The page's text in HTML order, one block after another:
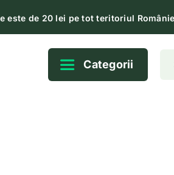
este de 20 lei pe tot teritoriul
Categorii